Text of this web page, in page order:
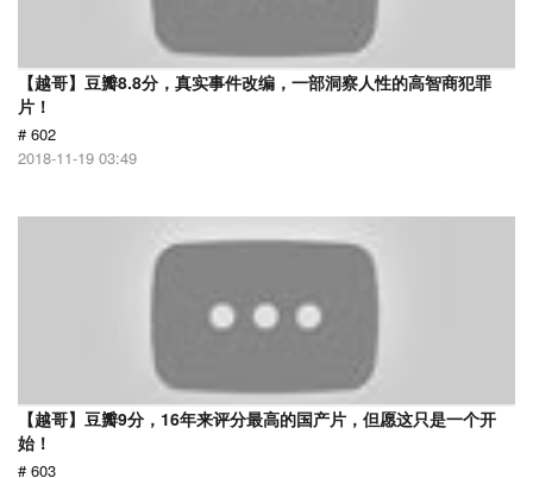
【越哥】豆瓣8.8分，真实事件改编，一部洞察人性的高智商犯罪
片！
# 602
2018-11-19 03:49
【越哥】豆瓣9分，16年来评分最高的国产片，但愿这只是一个开
始！
# 603